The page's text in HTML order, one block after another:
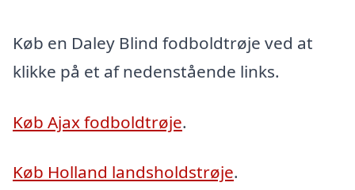
Køb en Daley Blind fodboldtrøje ved at
klikke på et af nedenstående links.
Køb Ajax fodboldtrøje.
Køb Holland landsholdstrøje.